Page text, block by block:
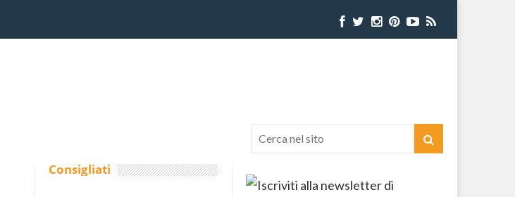
Consigliati